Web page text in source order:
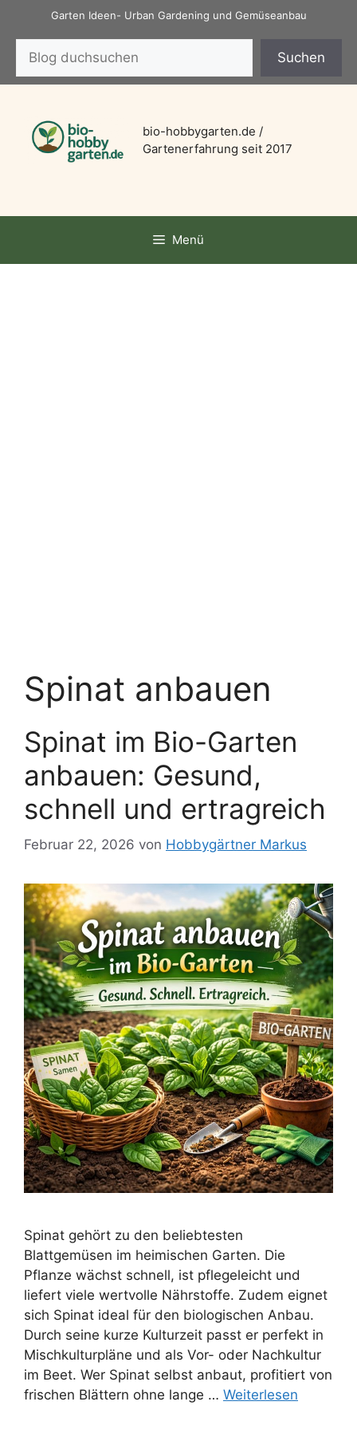
springen
Garten Ideen- Urban Gardening und Gemüseanbau
Suchen
bio-hobbygarten.de /
Gartenerfahrung seit 2017
Menü
Spinat anbauen
Spinat im Bio-Garten
anbauen: Gesund,
schnell und ertragreich
Februar 22, 2026 von Hobbygärtner Markus
Spinat gehört zu den beliebtesten
Blattgemüsen im heimischen Garten. Die
Pflanze wächst schnell, ist pflegeleicht und
liefert viele wertvolle Nährstoffe. Zudem eignet
sich Spinat ideal für den biologischen Anbau.
Durch seine kurze Kulturzeit passt er perfekt in
Mischkulturpläne und als Vor- oder Nachkultur
im Beet. Wer Spinat selbst anbaut, profitiert von
frischen Blättern ohne lange … Weiterlesen